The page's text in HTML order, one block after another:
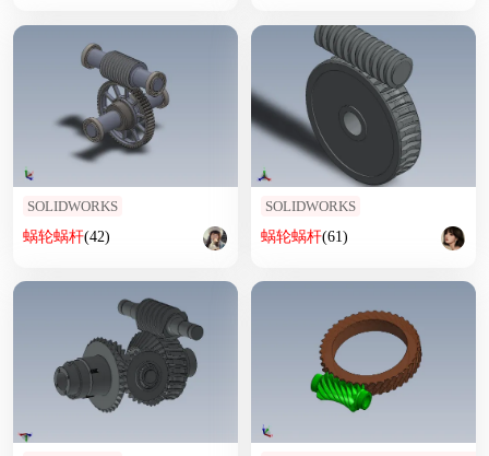
SOLIDWORKS
蜗轮蜗杆(42)
SOLIDWORKS
蜗轮蜗杆(61)